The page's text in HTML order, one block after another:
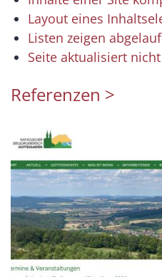
Layout eines
Listen zeigen
Seite aktualisiert nicht
Referenzen >